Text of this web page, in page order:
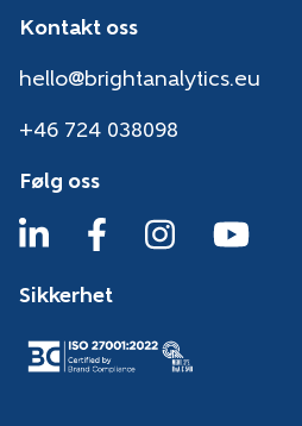
Kontakt oss
hello@brightanalytics.eu
+46 724 038098
Følg oss
Sikkerhet